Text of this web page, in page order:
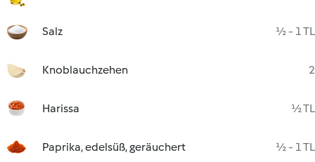
Salz ½ - 1 TL
Knoblauchzehen 2
Harissa ½ TL
Paprika, edelsüß, geräuchert ½ - 1 TL